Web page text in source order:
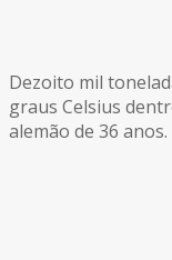
Dezoito mil
graus Celsius
alemão de 36 anos.